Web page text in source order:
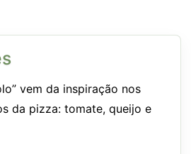
vem da inspiração nos
da pizza: tomate, queijo e